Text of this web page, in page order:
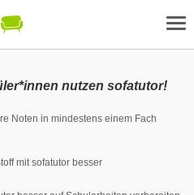
nutzen sofatutor!
Noten in mindestens einem Fach
mit sofatutor besser